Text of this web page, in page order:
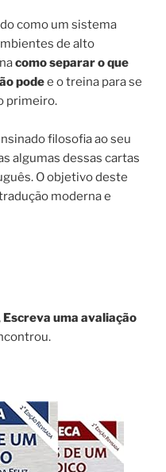
como um sistema
de alto
como separar o que
podee o treina para se
primeiro.
filosofia ao seu
algumas dessas cartas
O objetivo deste
moderna e
Escreva uma avaliação